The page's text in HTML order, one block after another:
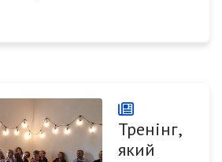
Тренінг,
який